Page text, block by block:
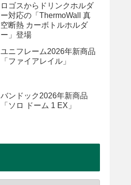
ロゴスからドリンクホルダ
ー対応の「ThermoWall 真
空断熱 カーボトルホルダ
ー」登場
ユニフレーム2026年新商品
「ファイアレイル」
バンドック2026年新商品
「ソロ ドーム 1 EX」